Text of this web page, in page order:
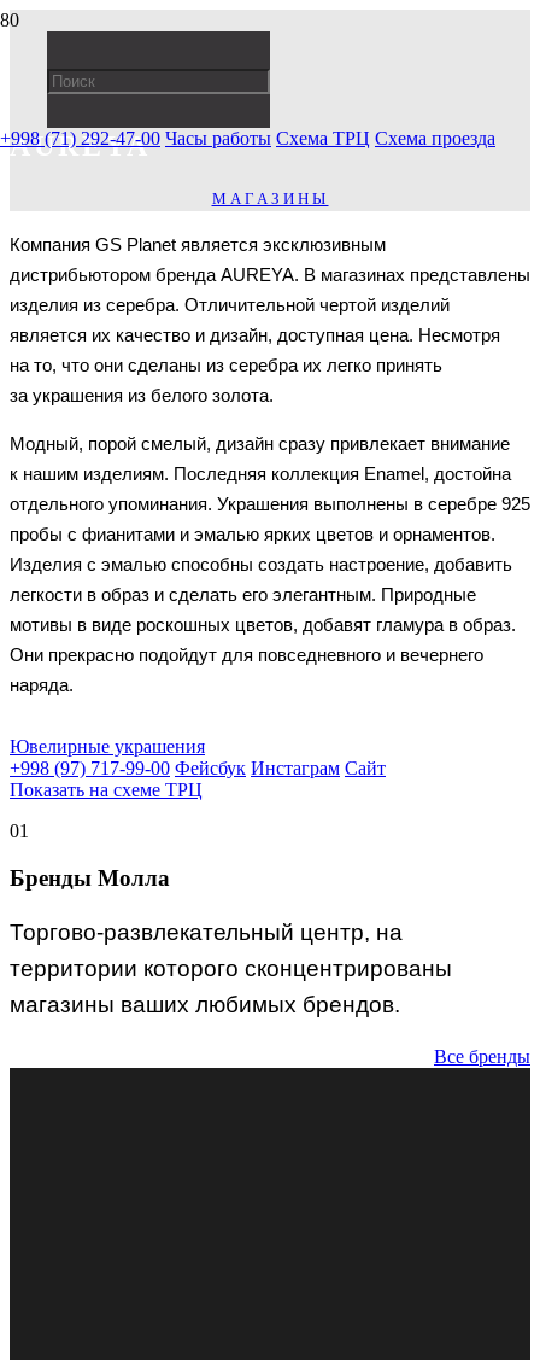
+998 (71) 292-47-00 Часы работы Схема ТРЦ Схема проезда
AUREYA
МАГАЗИНЫ
Компания GS Planet является эксклюзивным
дистрибьютором бренда AUREYA. В магазинах представлены
изделия из серебра. Отличительной чертой изделий
является их качество и дизайн, доступная цена. Несмотря
на то, что они сделаны из серебра их легко принять
за украшения из белого золота.
Модный, порой смелый, дизайн сразу привлекает внимание
к нашим изделиям. Последняя коллекция Enamel, достойна
отдельного упоминания. Украшения выполнены в серебре 925
пробы с фианитами и эмалью ярких цветов и орнаментов.
Изделия с эмалью способны создать настроение, добавить
легкости в образ и сделать его элегантным. Природные
мотивы в виде роскошных цветов, добавят гламура в образ.
Они прекрасно подойдут для повседневного и вечернего
наряда.
Ювелирные украшения
+998 (97) 717-99-00 Фейсбук Инстаграм Сайт
Показать на схеме ТРЦ
01
Бренды Молла
Торгово-развлекательный центр, на
территории которого сконцентрированы
магазины ваших любимых брендов.
Все бренды